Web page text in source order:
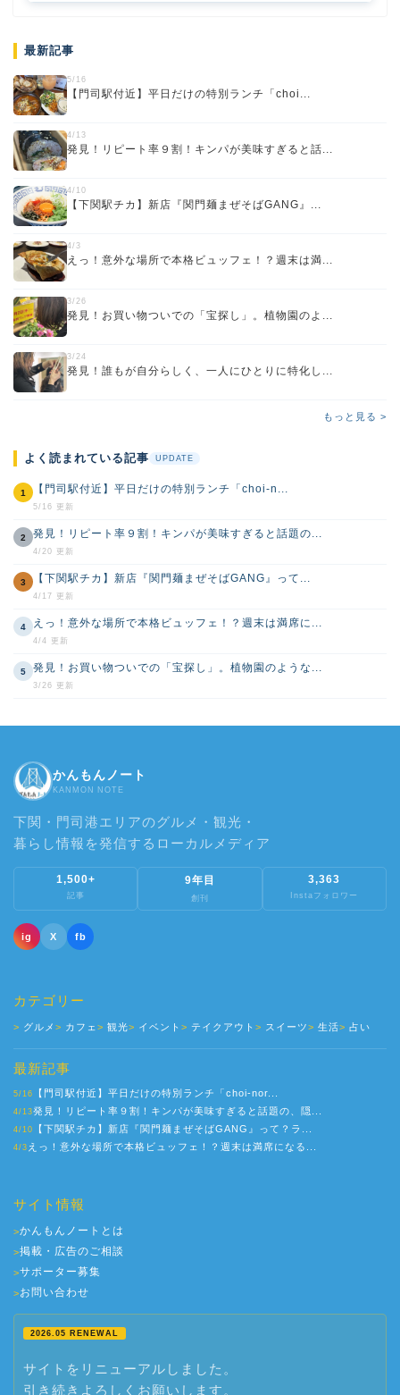
最新記事
5/16
【門司駅付近】平日だけの特別ランチ「choi...
4/13
発見！リピート率９割！キンパが美味すぎると話...
4/10
【下関駅チカ】新店『関門麺まぜそばGANG』...
4/3
えっ！意外な場所で本格ビュッフェ！？週末は満...
3/26
発見！お買い物ついでの「宝探し」。植物園のよ...
3/24
発見！誰もが自分らしく、一人にひとりに特化し...
もっと見る >
よく読まれている記事 UPDATE
1 【門司駅付近】平日だけの特別ランチ「choi-n...
5/16 更新
2 発見！リピート率９割！キンパが美味すぎると話題の...
4/20 更新
3 【下関駅チカ】新店『関門麺まぜそばGANG』って...
4/17 更新
4 えっ！意外な場所で本格ビュッフェ！？週末は満席に...
4/4 更新
5 発見！お買い物ついでの「宝探し」。植物園のような...
3/26 更新
かんもんノート
KANMON NOTE
下関・門司港エリアのグルメ・観光・
暮らし情報を発信するローカルメディア
1,500+
記事
9年目
創刊
3,363
Instaフォロワー
ig X fb
カテゴリー
グルメ カフェ 観光 イベント テイクアウト スイーツ 生活 占い
最新記事
5/16 【門司駅付近】平日だけの特別ランチ「choi-nor...
4/13発見！リピート率９割！キンパが美味すぎると話題の、隠...
4/10 【下関駅チカ】新店『関門麺まぜそばGANG』って？ラ...
4/3 えっ！意外な場所で本格ビュッフェ！？週末は満席になる...
サイト情報
>かんもんノートとは
>掲載・広告のご相談
>サポーター募集
>お問い合わせ
2026.05 RENEWAL
サイトをリニューアルしました。
引き続きよろしくお願いします。